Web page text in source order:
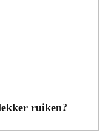
ruiken?